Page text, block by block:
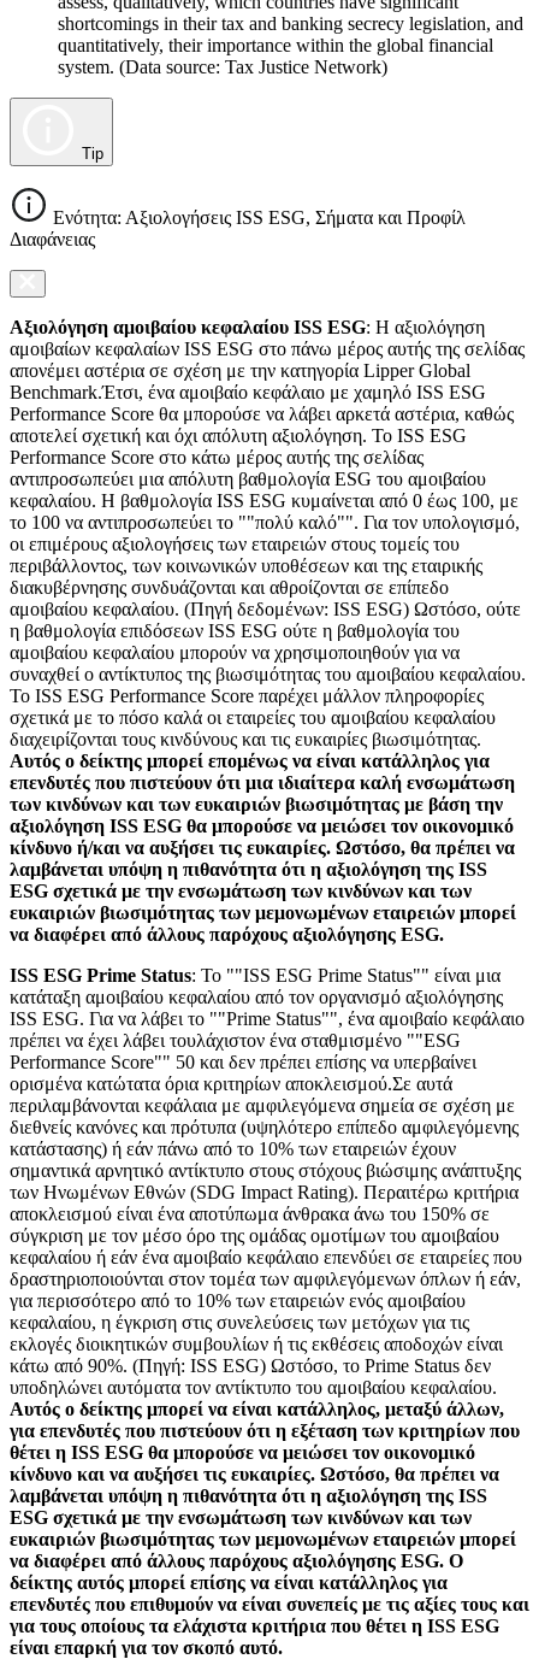
shortcomings in their tax and banking secrecy legislation, and
quantitatively, their importance within the global financial
system. (Data source: Tax Justice Network)
Tip
Ενότητα: Αξιολογήσεις ISS ESG, Σήματα και Προφίλ
Διαφάνειας
Αξιολόγηση αμοιβαίου κεφαλαίου ISS ESG: Η αξιολόγηση
αμοιβαίων κεφαλαίων ISS ESG στο πάνω μέρος αυτής της σελίδας
απονέμει αστέρια σε σχέση με την κατηγορία Lipper Global
Benchmark.Έτσι, ένα αμοιβαίο κεφάλαιο με χαμηλό ISS ESG
Performance Score θα μπορούσε να λάβει αρκετά αστέρια, καθώς
αποτελεί σχετική και όχι απόλυτη αξιολόγηση. Το ISS ESG
Performance Score στο κάτω μέρος αυτής της σελίδας
αντιπροσωπεύει μια απόλυτη βαθμολογία ESG του αμοιβαίου
κεφαλαίου. Η βαθμολογία ISS ESG κυμαίνεται από 0 έως 100, με
το 100 να αντιπροσωπεύει το ""πολύ καλό"". Για τον υπολογισμό,
οι επιμέρους αξιολογήσεις των εταιρειών στους τομείς του
περιβάλλοντος, των κοινωνικών υποθέσεων και της εταιρικής
διακυβέρνησης συνδυάζονται και αθροίζονται σε επίπεδο
αμοιβαίου κεφαλαίου. (Πηγή δεδομένων: ISS ESG) Ωστόσο, ούτε
η βαθμολογία επιδόσεων ISS ESG ούτε η βαθμολογία του
αμοιβαίου κεφαλαίου μπορούν να χρησιμοποιηθούν για να
συναχθεί ο αντίκτυπος της βιωσιμότητας του αμοιβαίου κεφαλαίου.
Το ISS ESG Performance Score παρέχει μάλλον πληροφορίες
σχετικά με το πόσο καλά οι εταιρείες του αμοιβαίου κεφαλαίου
διαχειρίζονται τους κινδύνους και τις ευκαιρίες βιωσιμότητας.
Αυτός ο δείκτης μπορεί επομένως να είναι κατάλληλος για
επενδυτές που πιστεύουν ότι μια ιδιαίτερα καλή ενσωμάτωση
των κινδύνων και των ευκαιριών βιωσιμότητας με βάση την
αξιολόγηση ISS ESG θα μπορούσε να μειώσει τον οικονομικό
κίνδυνο ή/και να αυξήσει τις ευκαιρίες. Ωστόσο, θα πρέπει να
λαμβάνεται υπόψη η πιθανότητα ότι η αξιολόγηση της ISS
ESG σχετικά με την ενσωμάτωση των κινδύνων και των
ευκαιριών βιωσιμότητας των μεμονωμένων εταιρειών μπορεί
να διαφέρει από άλλους παρόχους αξιολόγησης ESG.
ISS ESG Prime Status: Το ""ISS ESG Prime Status"" είναι μια
κατάταξη αμοιβαίου κεφαλαίου από τον οργανισμό αξιολόγησης
ISS ESG. Για να λάβει το ""Prime Status"", ένα αμοιβαίο κεφάλαιο
πρέπει να έχει λάβει τουλάχιστον ένα σταθμισμένο ""ESG
Performance Score"" 50 και δεν πρέπει επίσης να υπερβαίνει
ορισμένα κατώτατα όρια κριτηρίων αποκλεισμού.Σε αυτά
περιλαμβάνονται κεφάλαια με αμφιλεγόμενα σημεία σε σχέση με
διεθνείς κανόνες και πρότυπα (υψηλότερο επίπεδο αμφιλεγόμενης
κατάστασης) ή εάν πάνω από το 10% των εταιρειών έχουν
σημαντικά αρνητικό αντίκτυπο στους στόχους βιώσιμης ανάπτυξης
των Ηνωμένων Εθνών (SDG Impact Rating). Περαιτέρω κριτήρια
αποκλεισμού είναι ένα αποτύπωμα άνθρακα άνω του 150% σε
σύγκριση με τον μέσο όρο της ομάδας ομοτίμων του αμοιβαίου
κεφαλαίου ή εάν ένα αμοιβαίο κεφάλαιο επενδύει σε εταιρείες που
δραστηριοποιούνται στον τομέα των αμφιλεγόμενων όπλων ή εάν,
για περισσότερο από το 10% των εταιρειών ενός αμοιβαίου
κεφαλαίου, η έγκριση στις συνελεύσεις των μετόχων για τις
εκλογές διοικητικών συμβουλίων ή τις εκθέσεις αποδοχών είναι
κάτω από 90%. (Πηγή: ISS ESG) Ωστόσο, το Prime Status δεν
υποδηλώνει αυτόματα τον αντίκτυπο του αμοιβαίου κεφαλαίου.
Αυτός ο δείκτης μπορεί να είναι κατάλληλος, μεταξύ άλλων,
για επενδυτές που πιστεύουν ότι η εξέταση των κριτηρίων που
θέτει η ISS ESG θα μπορούσε να μειώσει τον οικονομικό
κίνδυνο και να αυξήσει τις ευκαιρίες. Ωστόσο, θα πρέπει να
λαμβάνεται υπόψη η πιθανότητα ότι η αξιολόγηση της ISS
ESG σχετικά με την ενσωμάτωση των κινδύνων και των
ευκαιριών βιωσιμότητας των μεμονωμένων εταιρειών μπορεί
να διαφέρει από άλλους παρόχους αξιολόγησης ESG. Ο
δείκτης αυτός μπορεί επίσης να είναι κατάλληλος για
επενδυτές που επιθυμούν να είναι συνεπείς με τις αξίες τους και
για τους οποίους τα ελάχιστα κριτήρια που θέτει η ISS ESG
είναι επαρκή για τον σκοπό αυτό.